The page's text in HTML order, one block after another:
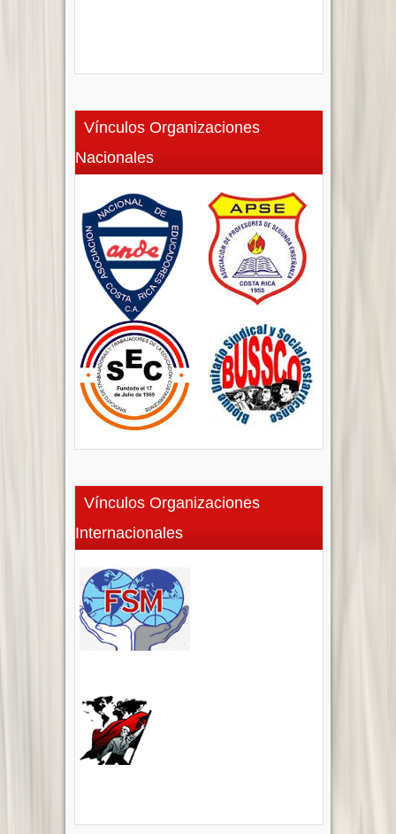
Vínculos Organizaciones
Nacionales
Vínculos Organizaciones
Internacionales